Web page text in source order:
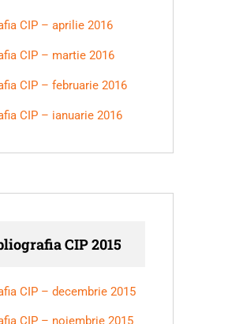
CIP – aprilie 2016
CIP – martie 2016
CIP – februarie 2016
CIP – ianuarie 2016
CIP 2015
CIP – decembrie 2015